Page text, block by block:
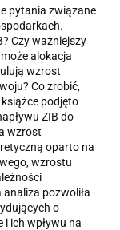
pytania związane
Czy ważniejszy
alokacja
wzrost
Co zrobić,
podjęto
ZIB do
wzrost
oparto na
wzrostu
pozwoliła
o
i ich wpływu na